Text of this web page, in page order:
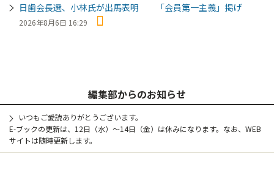
日歯会長選、小林氏が出馬表明 「会員第一主義」掲げ
2026年8月6日 16:29
編集部からのお知らせ
いつもご愛読ありがとうございます。
E-ブックの更新は、12日（水）～14日（金）は休みになります。なお、WEB
サイトは随時更新します。